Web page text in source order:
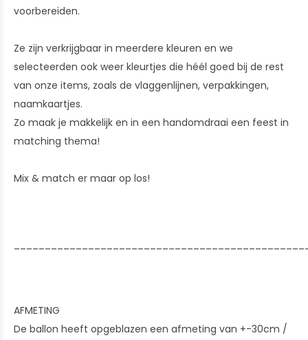
voorbereiden.
Ze zijn verkrijgbaar in meerdere kleuren en we
selecteerden ook weer kleurtjes die héél goed bij de rest
van onze items, zoals de vlaggenlijnen, verpakkingen,
naamkaartjes.
Zo maak je makkelijk en in een handomdraai een feest in
matching thema!
Mix & match er maar op los!
AFMETING
De ballon heeft opgeblazen een afmeting van +-30cm /